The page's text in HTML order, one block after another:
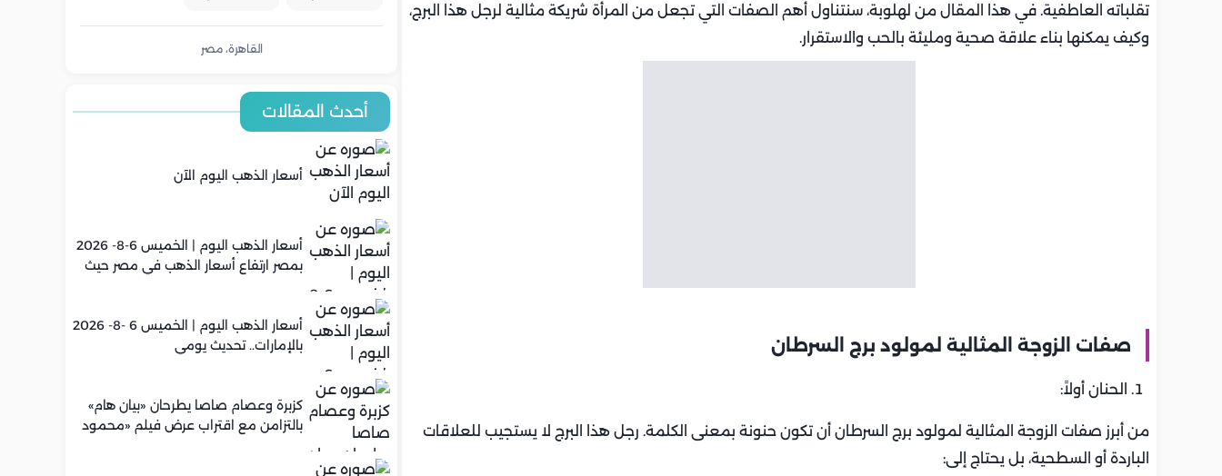
تقلباته العاطفية. في هذا المقال من لهلوبة، سنتناول أهم الصفات التي تجعل من المرأة شريكة مثالية لرجل هذا البرج،
وكيف يمكنها بناء علاقة صحية ومليئة بالحب والاستقرار.
صفات الزوجة المثالية لمولود برج السرطان
الحنان أولاً:
من أبرز صفات الزوجة المثالية لمولود برج السرطان أن تكون حنونة بمعنى الكلمة. رجل هذا البرج لا يستجيب للعلاقات
الباردة أو السطحية، بل يحتاج إلى:
القاهرة، مصر
أحدث المقالات
أسعار الذهب اليوم الآن
أسعار الذهب اليوم | الخميس 6-8- 2026
بمصر ارتفاع أسعار الذهب في مصر حيث
أسعار الذهب اليوم | الخميس 6 -8- 2026
بالإمارات.. تحديث يومي
كزبرة وعصام صاصا يطرحان «بيان هام»
بالتزامن مع اقتراب عرض فيلم «محمود